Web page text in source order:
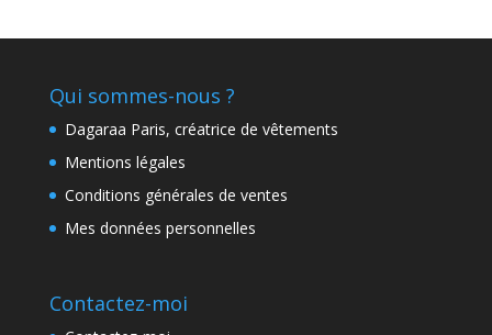
Qui sommes-nous ?
Dagaraa Paris, créatrice de vêtements
Mentions légales
Conditions générales de ventes
Mes données personnelles
Contactez-moi